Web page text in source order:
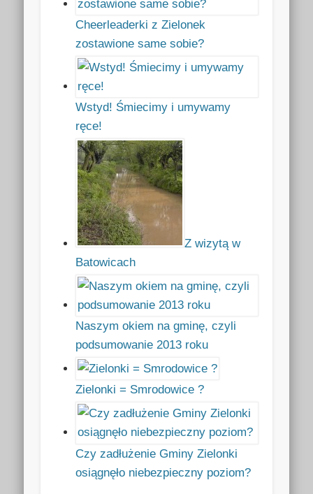
Cheerleaderki z Zielonek
zostawione same sobie?
Wstyd! Śmiecimy i umywamy
ręce!
Z wizytą w
Batowicach
Naszym okiem na gminę, czyli
podsumowanie 2013 roku
Zielonki = Smrodowice ?
Czy zadłużenie Gminy Zielonki
osiągnęło niebezpieczny poziom?